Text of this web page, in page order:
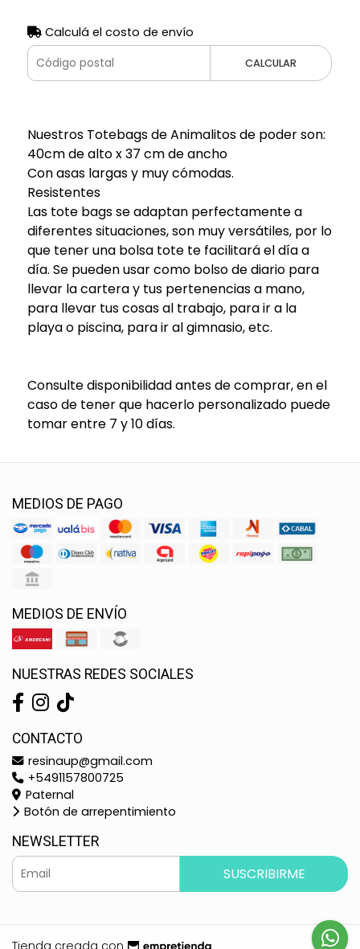
Calculá el costo de envío
CALCULAR
Nuestros Totebags de Animalitos de poder son:
40cm de alto x 37 cm de ancho
Con asas largas y muy cómodas.
Resistentes
Las tote bags se adaptan perfectamente a
diferentes situaciones, son muy versátiles, por lo
que tener una bolsa tote te facilitará el día a
día. Se pueden usar como bolso de diario para
llevar la cartera y tus pertenencias a mano,
para llevar tus cosas al trabajo, para ir a la
playa o piscina, para ir al gimnasio, etc.
Consulte disponibilidad antes de comprar, en el
caso de tener que hacerlo personalizado puede
tomar entre 7 y 10 días.
MEDIOS DE PAGO
MEDIOS DE ENVÍO
NUESTRAS REDES SOCIALES
CONTACTO
resinaup@gmail.com
+5491157800725
Paternal
Botón de arrepentimiento
NEWSLETTER
SUSCRIBIRME